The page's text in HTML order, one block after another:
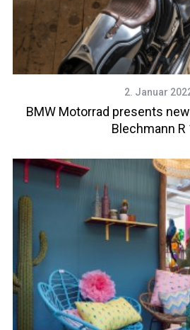
2. Januar
BMW Motorrad presents
Blechmann R